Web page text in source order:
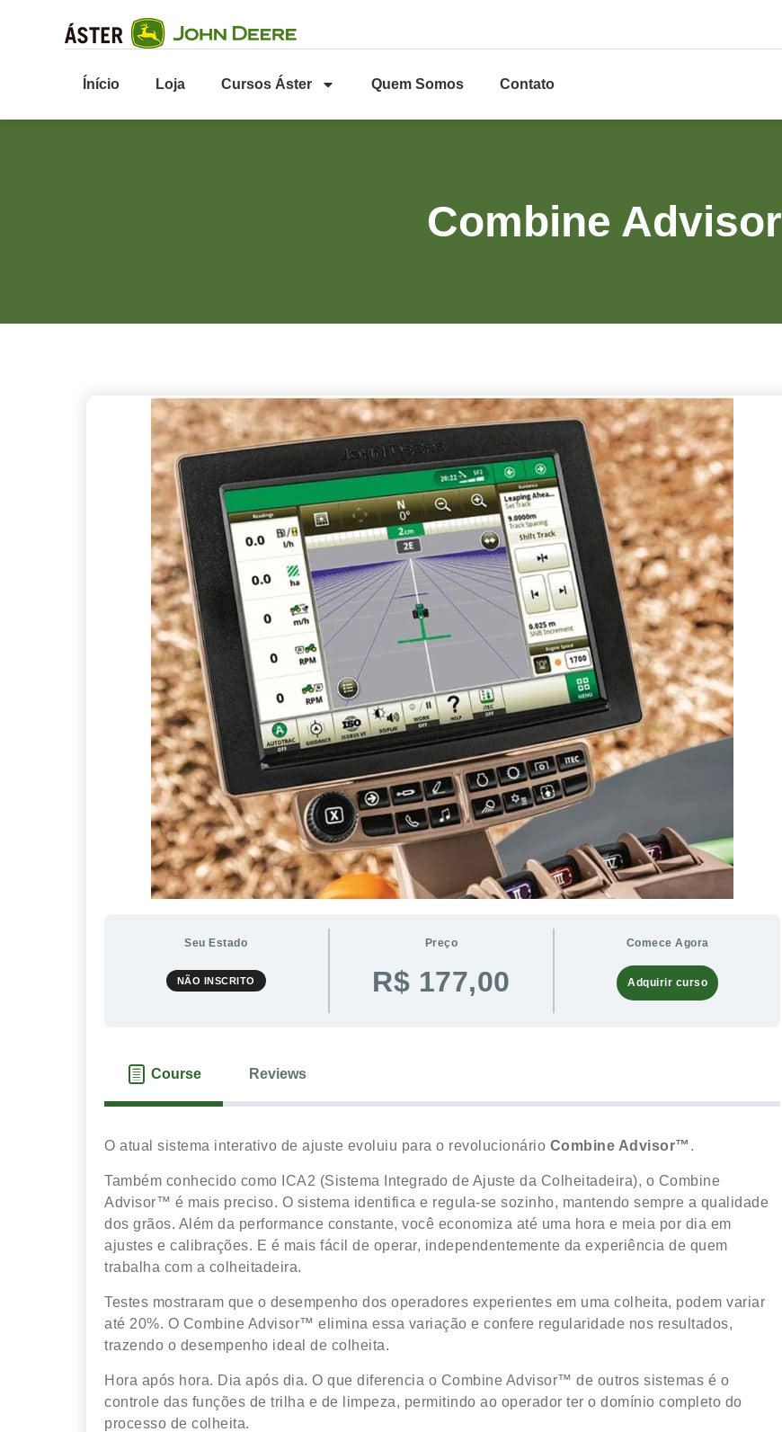
Ínício Loja Cursos Áster Quem Somos Contato
Combine Advisor
Seu Estado
NÃO INSCRITO
Preço
R$ 177,00
Comece Agora
Adquirir curso
Course Reviews
O atual sistema interativo de ajuste evoluiu para o revolucionário Combine Advisor™ .
Também conhecido como ICA2 (Sistema Integrado de Ajuste da Colheitadeira), o Combine
Advisor™ é mais preciso. O sistema identifica e regula-se sozinho, mantendo sempre a qualidade
dos grãos. Além da performance constante, você economiza até uma hora e meia por dia em
ajustes e calibrações. E é mais fácil de operar, independentemente da experiência de quem
trabalha com a colheitadeira.
Testes mostraram que o desempenho dos operadores experientes em uma colheita, podem variar
até 20%. O Combine Advisor™ elimina essa variação e confere regularidade nos resultados,
trazendo o desempenho ideal de colheita.
Hora após hora. Dia após dia. O que diferencia o Combine Advisor™ de outros sistemas é o
controle das funções de trilha e de limpeza, permitindo ao operador ter o domínio completo do
processo de colheita.